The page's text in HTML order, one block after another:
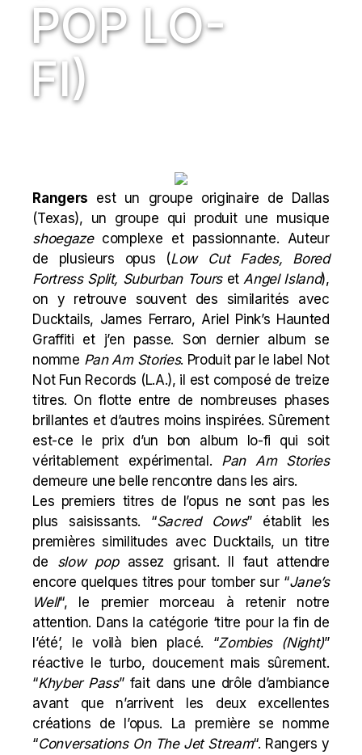
POP LO-
FI)
Rangers est un groupe originaire de Dallas
(Texas), un groupe qui produit une musique
shoegazecomplexe et passionnante. Auteur
de plusieurs opus (Low Cut Fades, Bored
Fortress Split, Suburban ToursetAngel Island),
on y retrouve souvent des similarités avec
Ducktails, James Ferraro, Ariel Pink’s Haunted
Graffiti et j’en passe. Son dernier album se
nomme Pan Am Stories. Produit par le label Not
Not Fun Records (L.A.), il est composé de treize
titres. On flotte entre de nombreuses phases
brillantes et d’autres moins inspirées. Sûrement
est-ce le prix d’un bon album lo-fi qui soit
véritablement expérimental. Pan Am Stories
demeure une belle rencontre dans les airs.
Les premiers titres de l’opus ne sont pas les
plus saisissants. “Sacred Cows” établit les
premières similitudes avec Ducktails, un titre
de slow popassez grisant. Il faut attendre
encore quelques titres pour tomber sur “Jane’s
Well“, le premier morceau à retenir notre
attention. Dans la catégorie ‘titre pour la fin de
l’été’, le voilà bien placé. “Zombies (Night)”
réactive le turbo, doucement mais sûrement.
“Khyber Pass” fait dans une drôle d’ambiance
avant que n’arrivent les deux excellentes
créations de l’opus. La première se nomme
“Conversations On The Jet Stream“. Rangers y